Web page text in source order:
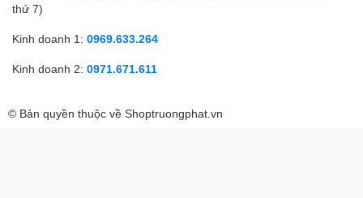
thứ 7)
Kinh doanh 1: 0969.633.264
Kinh doanh 2: 0971.671.611
© Bản quyền thuộc về Shoptruongphat.vn